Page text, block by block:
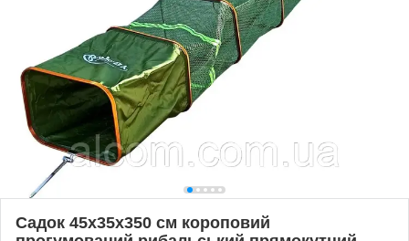
Садок 45х35х350 см короповий